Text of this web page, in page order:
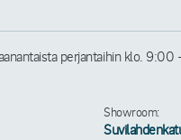
perjantaihin klo.
Showroom: